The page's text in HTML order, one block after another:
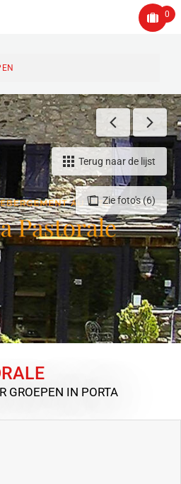
0
Zie foto's (6)
Terug naar de lijst
GROEPEN IN PORTA